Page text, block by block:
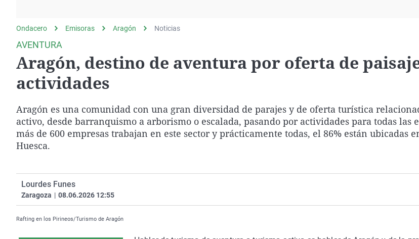
Operación Viuda
Negra
Ondacero Emisoras Aragón Noticias
AVENTURA
Aragón, destino de aventura por oferta de
actividades
Aragón es una comunidad con una gran diversidad de parajes y de oferta turística
activo, desde barranquismo a arborismo o escalada, pasando por actividades para todas las
más de 600 empresas trabajan en este sector y prácticamente todas, el 86% están ubicadas
Huesca.
Lourdes Funes
Zaragoza | 08.06.2026 12:55
Rafting en los Pirineos/Turismo de Aragón